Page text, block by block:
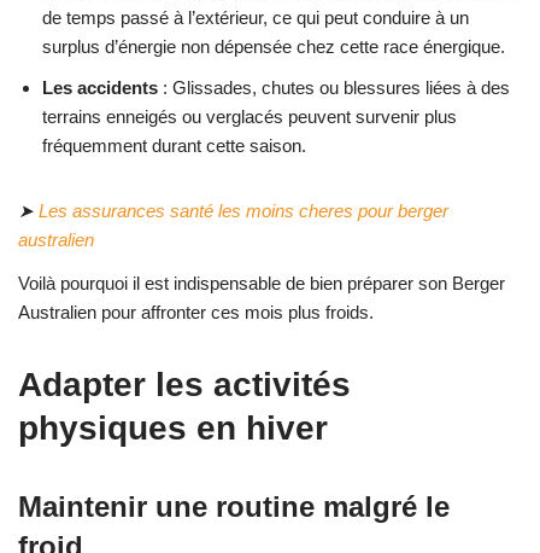
de temps passé à l’extérieur, ce qui peut conduire à un
surplus d’énergie non dépensée chez cette race énergique.
Les accidents : Glissades, chutes ou blessures liées à des
terrains enneigés ou verglacés peuvent survenir plus
fréquemment durant cette saison.
➤ Les assurances santé les moins cheres pour berger
australien
Voilà pourquoi il est indispensable de bien préparer son Berger
Australien pour affronter ces mois plus froids.
Adapter les activités
physiques en hiver
Maintenir une routine malgré le
froid